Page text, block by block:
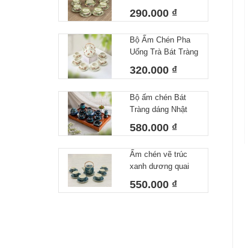
350ml
290.000 ₫
Bộ Ấm Chén Pha
Uống Trà Bát Tràng
Họa Tiết Vẽ Tay
Chuồn Chuồn Men
Giỏ Cua Quai
Nhôm 340ml
320.000 ₫
Bộ ấm chén Bát
Tràng dáng Nhật
580.000 ₫
Ấm chén vẽ trúc
xanh dương quai
550.000 ₫